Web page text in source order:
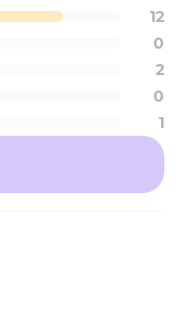
12
0
2
0
1